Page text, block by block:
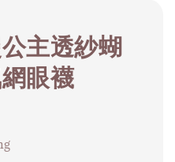
主透紗蝴
眼襪